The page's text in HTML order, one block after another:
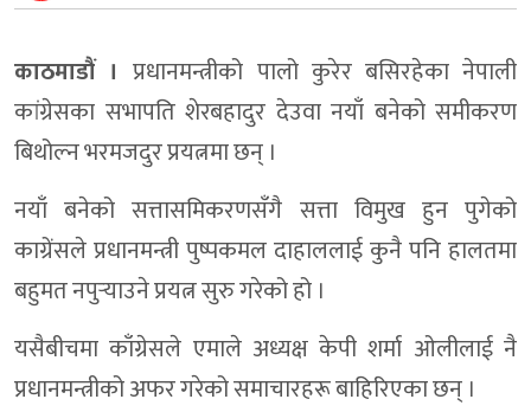
काठमाडौं ।प्रधानमन्त्रीको पालो कुरेर बसिरहेका नेपाली
कांग्रेसका सभापति शेरबहादुर देउवा नयाँ बनेको समीकरण
बिथोल्न भरमजदुर प्रयत्नमा छन् ।
नयाँ बनेको सत्तासमिकरणसँगै सत्ता विमुख हुन पुगेको
काग्रेंसले प्रधानमन्त्री पुष्पकमल दाहाललाई कुनै पनि हालतमा
बहुमत नपुर्‍याउने प्रयत्न सुरु गरेको हो ।
यसैबीचमा काँग्रेसले एमाले अध्यक्ष केपी शर्मा ओलीलाई नै
प्रधानमन्त्रीको अफर गरेको समाचारहरू बाहिरिएका छन् ।